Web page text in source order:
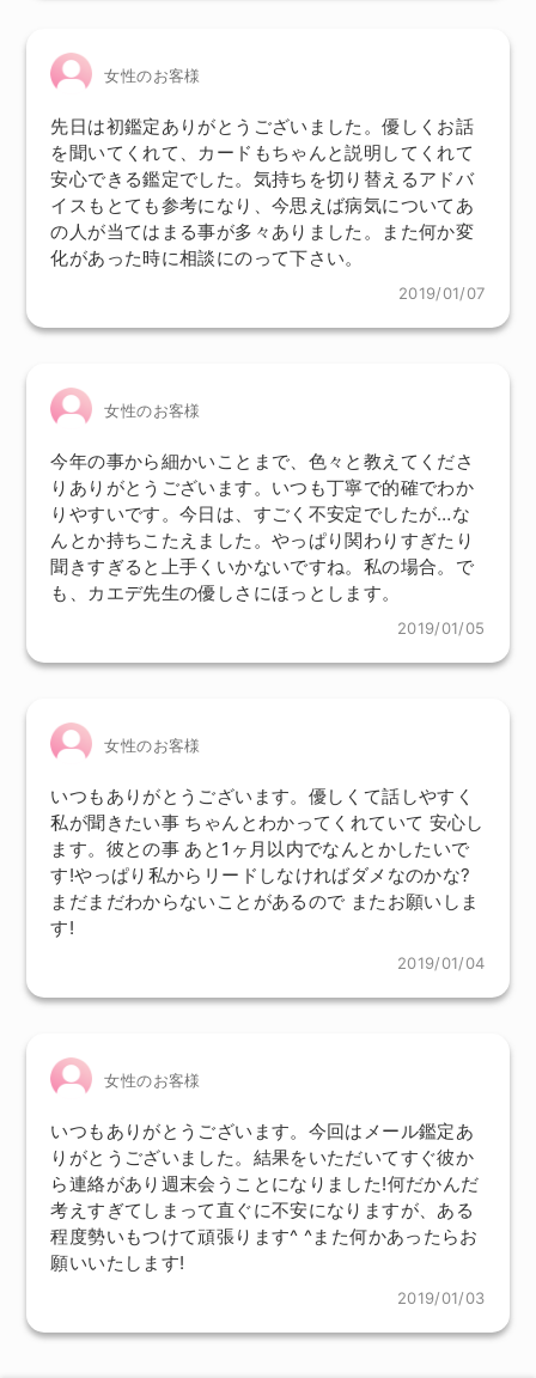
女性のお客様
先日は初鑑定ありがとうございました。優しくお話
を聞いてくれて、カードもちゃんと説明してくれて
安心できる鑑定でした。気持ちを切り替えるアドバ
イスもとても参考になり、今思えば病気についてあ
の人が当てはまる事が多々ありました。また何か変
化があった時に相談にのって下さい。
2019/01/07
女性のお客様
今年の事から細かいことまで、色々と教えてくださ
りありがとうございます。いつも丁寧で的確でわか
りやすいです。今日は、すごく不安定でしたが…な
んとか持ちこたえました。やっぱり関わりすぎたり
聞きすぎると上手くいかないですね。私の場合。で
も、カエデ先生の優しさにほっとします。
2019/01/05
女性のお客様
いつもありがとうございます。優しくて話しやすく
私が聞きたい事 ちゃんとわかってくれていて 安心し
ます。彼との事 あと1ヶ月以内でなんとかしたいで
す!やっぱり私からリードしなければダメなのかな?
まだまだわからないことがあるので またお願いしま
す!
2019/01/04
女性のお客様
いつもありがとうございます。今回はメール鑑定あ
りがとうございました。結果をいただいてすぐ彼か
ら連絡があり週末会うことになりました!何だかんだ
考えすぎてしまって直ぐに不安になりますが、ある
程度勢いもつけて頑張ります^ ^また何かあったらお
願いいたします!
2019/01/03